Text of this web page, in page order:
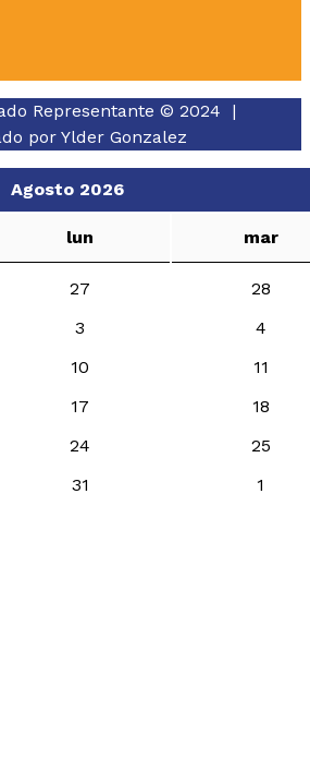
Representante © 2024 |
por Ylder Gonzalez
Agosto 2026
lun mar
27
28
3
4
10
11
17
18
24
25
31
1